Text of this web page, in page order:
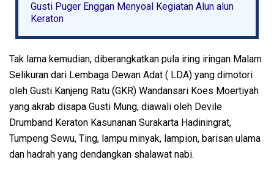
Gusti Puger Enggan Menyoal Kegiatan Alun alun
Keraton
Tak lama kemudian, diberangkatkan pula iring iringan Malam
Selikuran dari Lembaga Dewan Adat ( LDA) yang dimotori
oleh Gusti Kanjeng Ratu (GKR) Wandansari Koes Moertiyah
yang akrab disapa Gusti Mung, diawali oleh Devile
Drumband Keraton Kasunanan Surakarta Hadiningrat,
Tumpeng Sewu, Ting, lampu minyak, lampion, barisan ulama
dan hadrah yang dendangkan shalawat nabi.